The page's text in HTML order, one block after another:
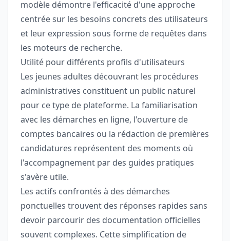
modèle démontre l'efficacité d'une approche
centrée sur les besoins concrets des utilisateurs
et leur expression sous forme de requêtes dans
les moteurs de recherche.
Utilité pour différents profils d'utilisateurs
Les jeunes adultes découvrant les procédures
administratives constituent un public naturel
pour ce type de plateforme. La familiarisation
avec les démarches en ligne, l'ouverture de
comptes bancaires ou la rédaction de premières
candidatures représentent des moments où
l'accompagnement par des guides pratiques
s'avère utile.
Les actifs confrontés à des démarches
ponctuelles trouvent des réponses rapides sans
devoir parcourir des documentation officielles
souvent complexes. Cette simplification de